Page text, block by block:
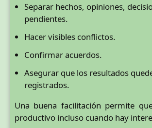
Separar hechos, opiniones,
pendientes.
Hacer visibles conflictos.
Confirmar acuerdos.
Asegurar que los resultados
registrados.
Una buena facilitación permite
productivo incluso cuando hay